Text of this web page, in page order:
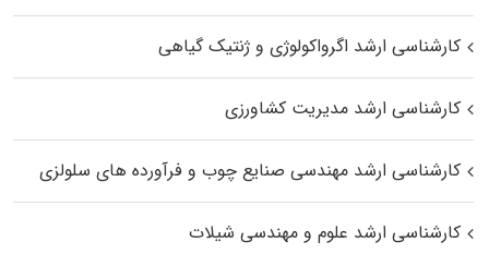
کارشناسی ارشد اگرواکولوژی و ژنتیک گیاهی
کارشناسی ارشد مدیریت کشاورزی
کارشناسی ارشد مهندسی صنایع چوب و فرآورده‌ های سلولزی
کارشناسی ارشد علوم و مهندسی شیلات